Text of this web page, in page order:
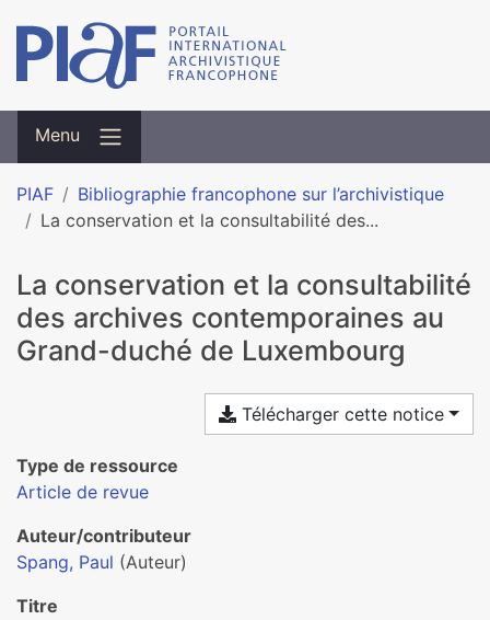
Menu
PIAF
Bibliographie francophone sur l’archivistique
La conservation et la consultabilité des...
La conservation et la consultabilité
des archives contemporaines au
Grand-duché de Luxembourg
Télécharger cette notice
Type de ressource
Article de revue
Auteur/contributeur
Spang, Paul (Auteur)
Titre